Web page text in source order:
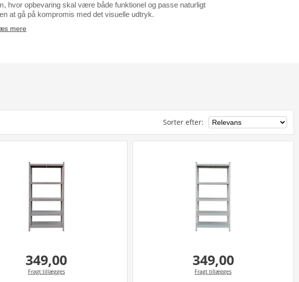
hvor opbevaring skal være både funktionel og passe naturligt
at gå på kompromis med det visuelle udtryk.
mere
Sorter efter:
349,00
Fragt tillægges
349,00
Fragt tillægges